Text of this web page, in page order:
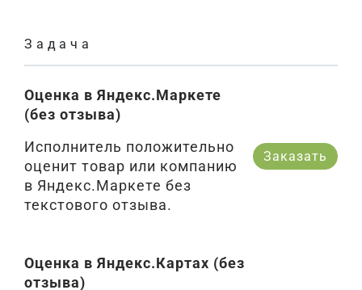
Задача
Оценка в Яндекс.Маркете
(без отзыва)
Исполнитель положительно
оценит товар или компанию
в Яндекс.Маркете без
текстового отзыва.
Заказать
Оценка в Яндекс.Картах (без
отзыва)